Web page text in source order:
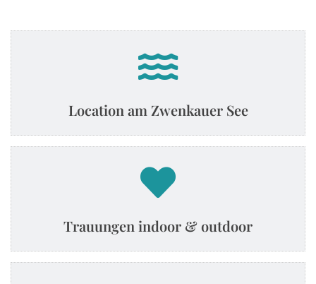
Location am Zwenkauer See
Trauungen indoor & outdoor